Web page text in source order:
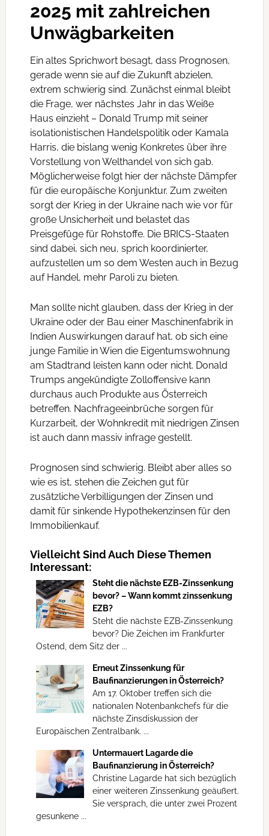
2025 mit zahlreichen
Unwägbarkeiten
Ein altes Sprichwort besagt, dass Prognosen,
gerade wenn sie auf die Zukunft abzielen,
extrem schwierig sind. Zunächst einmal bleibt
die Frage, wer nächstes Jahr in das Weiße
Haus einzieht – Donald Trump mit seiner
isolationistischen Handelspolitik oder Kamala
Harris, die bislang wenig Konkretes über ihre
Vorstellung von Welthandel von sich gab.
Möglicherweise folgt hier der nächste Dämpfer
für die europäische Konjunktur. Zum zweiten
sorgt der Krieg in der Ukraine nach wie vor für
große Unsicherheit und belastet das
Preisgefüge für Rohstoffe. Die BRICS-Staaten
sind dabei, sich neu, sprich koordinierter,
aufzustellen um so dem Westen auch in Bezug
auf Handel, mehr Paroli zu bieten.
Man sollte nicht glauben, dass der Krieg in der
Ukraine oder der Bau einer Maschinenfabrik in
Indien Auswirkungen darauf hat, ob sich eine
junge Familie in Wien die Eigentumswohnung
am Stadtrand leisten kann oder nicht. Donald
Trumps angekündigte Zolloffensive kann
durchaus auch Produkte aus Österreich
betreffen. Nachfrageeinbrüche sorgen für
Kurzarbeit, der Wohnkredit mit niedrigen Zinsen
ist auch dann massiv infrage gestellt.
Prognosen sind schwierig. Bleibt aber alles so
wie es ist, stehen die Zeichen gut für
zusätzliche Verbilligungen der Zinsen und
damit für sinkende Hypothekenzinsen für den
Immobilienkauf.
Vielleicht Sind Auch Diese Themen
Interessant:
Steht die nächste EZB-Zinssenkung
bevor? – Wann kommt zinssenkung
EZB?
Steht die nächste EZB-Zinssenkung
bevor? Die Zeichen im Frankfurter
Ostend, dem Sitz der ...
Erneut Zinssenkung für
Baufinanzierungen in Österreich?
Am 17. Oktober treffen sich die
nationalen Notenbankchefs für die
nächste Zinsdiskussion der
Europäischen Zentralbank. ...
Untermauert Lagarde die
Baufinanzierung in Österreich?
Christine Lagarde hat sich bezüglich
einer weiteren Zinssenkung geäußert.
Sie versprach, die unter zwei Prozent
gesunkene ...